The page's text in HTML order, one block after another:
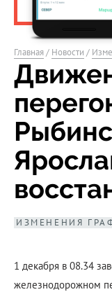
Главная/ Новости /
ИЗМЕНЕНИЯ
1 декабря в 08.34
железнодорожном